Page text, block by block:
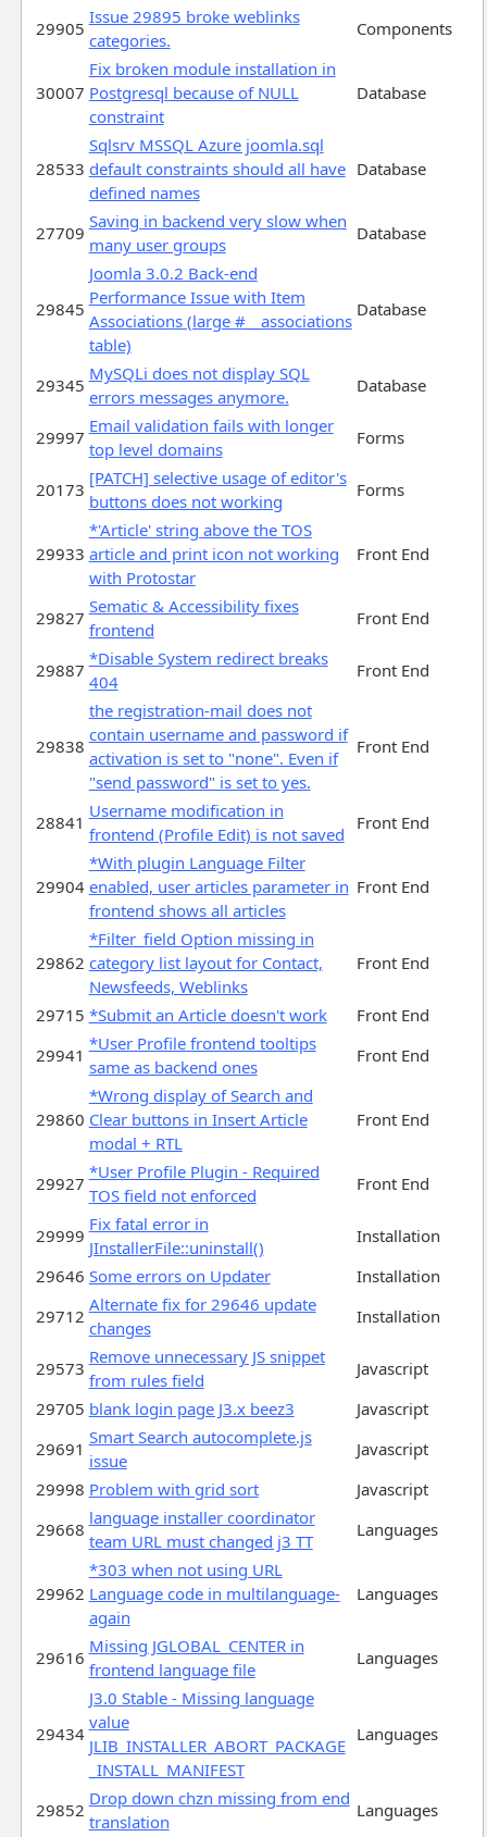
29905
Issue 29895 broke weblinks
categories.
Components
30007
Fix broken module installation in
Postgresql because of NULL
constraint
Database
28533
Sqlsrv MSSQL Azure joomla.sql
default constraints should all have
defined names
Database
27709
Saving in backend very slow when
many user groups
Database
29845
Joomla 3.0.2 Back-end
Performance Issue with Item
Associations (large #__associations
table)
Database
29345
MySQLi does not display SQL
errors messages anymore.
Database
29997
Email validation fails with longer
top level domains
Forms
20173
[PATCH] selective usage of editor's
buttons does not working
Forms
29933
*'Article' string above the TOS
article and print icon not working
with Protostar
Front End
29827
Sematic & Accessibility fixes
frontend
Front End
29887
*Disable System redirect breaks
404
Front End
29838
the registration-mail does not
contain username and password if
activation is set to "none". Even if
"send password" is set to yes.
Front End
28841
Username modification in
frontend (Profile Edit) is not saved
Front End
29904
*With plugin Language Filter
enabled, user articles parameter in
frontend shows all articles
Front End
29862
*Filter_field Option missing in
category list layout for Contact,
Newsfeeds, Weblinks
Front End
29715 *Submit an Article doesn't work
Front End
29941
*User Profile frontend tooltips
same as backend ones
Front End
29860
*Wrong display of Search and
Clear buttons in Insert Article
modal + RTL
Front End
29927
*User Profile Plugin - Required
TOS field not enforced
Front End
29999
Fix fatal error in
JInstallerFile::uninstall()
Installation
29646 Some errors on Updater
Installation
29712
Alternate fix for 29646 update
changes
Installation
29573
Remove unnecessary JS snippet
from rules field
Javascript
29705 blank login page J3.x beez3
Javascript
29691
Smart Search autocomplete.js
issue
Javascript
29998 Problem with grid sort
Javascript
29668
language installer coordinator
team URL must changed j3 TT
Languages
29962
*303 when not using URL
Language code in multilanguage-
again
Languages
29616
Missing JGLOBAL_CENTER in
frontend language file
Languages
29434
J3.0 Stable - Missing language
value
JLIB_INSTALLER_ABORT_PACKAGE
_INSTALL_MANIFEST
Languages
29852
Drop down chzn missing from end
translation
Languages